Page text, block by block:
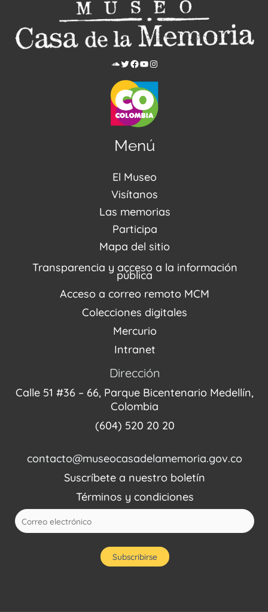
Menú
El Museo
Acerca de nosotros
Noticias
PQRSDF
Visítanos
Visítanos
Reserva tus espacios
Agenda / Programación
Recorridos Virtuales
Las memorias
Centro de Recursos
Repositorio (MUSEO / CASA / MEMORIA)
Narrativas del conflicto
Proyectos
Enlaces de memorias
Fondo Editorial
Participa
Estímulos
Mapa del sitio
Transparencia y acceso a la información
pública
Acceso a correo remoto MCM
Colecciones digitales
Mercurio
Intranet
Dirección
Calle 51 #36 – 66, Parque Bicentenario Medellín,
Colombia
(604) 520 20 20
contacto@museocasadelamemoria.gov.co
Suscríbete a nuestro boletín
Términos y condiciones